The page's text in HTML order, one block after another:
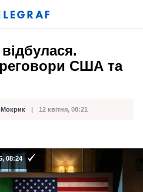
США та
Мокрик 12 квітня, 08:21
08:24